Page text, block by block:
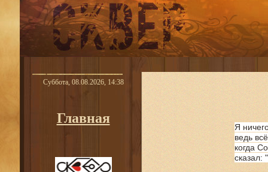
Суббота, 08.08.2026, 14:38
Главная
Я
ведь
когда
сказал: